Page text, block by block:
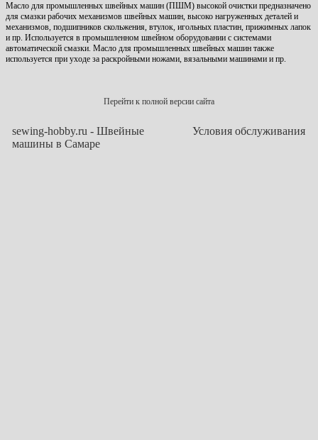
Масло для промышленных швейных машин (ПШМ) высокой очистки предназначено
для смазки рабочих механизмов швейных машин, высоко нагруженных деталей и
механизмов, подшипников скольжения, втулок, игольных пластин, прижимных лапок
и пр. Используется в промышленном швейном оборудовании с системами
автоматической смазки. Масло для промышленных швейных машин также
используется при уходе за раскройными ножами, вязальными машинами и пр.
Перейти к полной версии сайта
sewing-hobby.ru - Швейные
машины в Самаре
Условия обслуживания